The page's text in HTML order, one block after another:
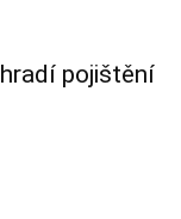
pojištění